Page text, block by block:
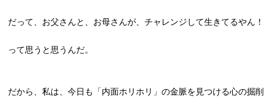
だって、お父さんと、お母さんが、チャレンジして生きてるやん！
って思うと思うんだ。
だから、私は、今日も「内面ホリホリ」の金脈を見つける心の掘削